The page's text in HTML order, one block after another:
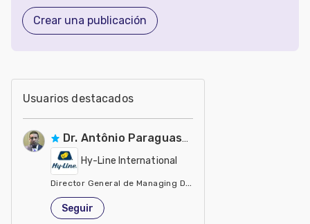
Crear una publicación
Usuarios destacados
Dr. Antônio Paraguassu
Hy-Line International
Director General de Managing Director Managing
Estados Unidos de América
Seguir